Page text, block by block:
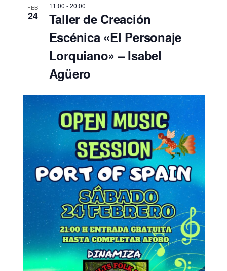
FEB
24
11:00 -20:00
Taller de Creación
Escénica «El Personaje
Lorquiano» – Isabel
Agüero